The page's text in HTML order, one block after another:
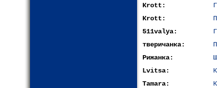
Кrott:
Кrott:
511valya:
тверичанка:
Рижанка:
Lvitsa:
Tamara: